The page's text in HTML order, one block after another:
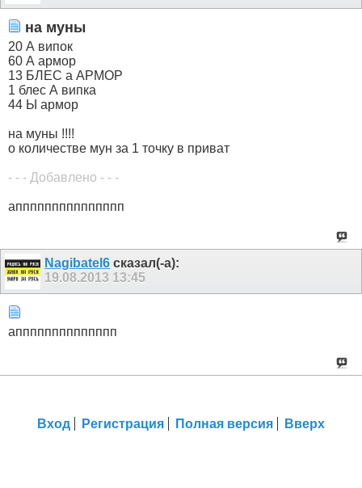
на муны
20 А випок
60 А армор
13 БЛЕС а АРМОР
1 блес А випка
44 Ы армор
на муны !!!!
о количестве мун за 1 точку в приват
- - - Добавлено - - -
аппппппппппппппп
Nagibatel6 сказал(-а):
19.08.2013 13:45
апппппппппппппп
Вход Регистрация Полная версия Вверх